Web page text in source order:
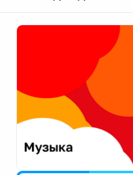
Апатиты
Екатеринбург
Калининград
Калуга